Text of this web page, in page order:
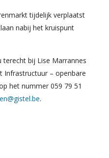
tijdelijk verplaatst
nabij het kruispunt
bij Lise Marrannes
Infrastructuur – openbare
het nummer 059 79 51
.